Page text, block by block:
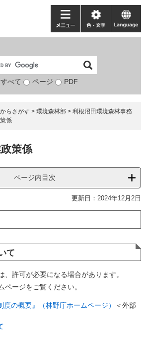
検
象
すべて ページ PDF
メ
ニ
ー
色・
文
language
らさがす > 環境森林部 > 利根沼田環境森林事務
係
策係
ページ内目次
更新日：2024年12月2日
て
許可が必要になる場合があります。
ージをご覧ください。
度の概要』（林野庁ホームページ）
＜外部